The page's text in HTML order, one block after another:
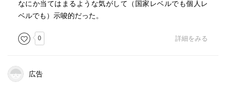
なにか当てはまるような気がして（国家レベルでも個人レ
ベルでも）示唆的だった。
0 詳細をみる
広告